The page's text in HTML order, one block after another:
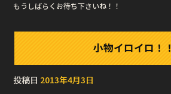
もうしばらくお待ち下さいね！！
小物イロイロ！！
投稿日 2013年4月3日